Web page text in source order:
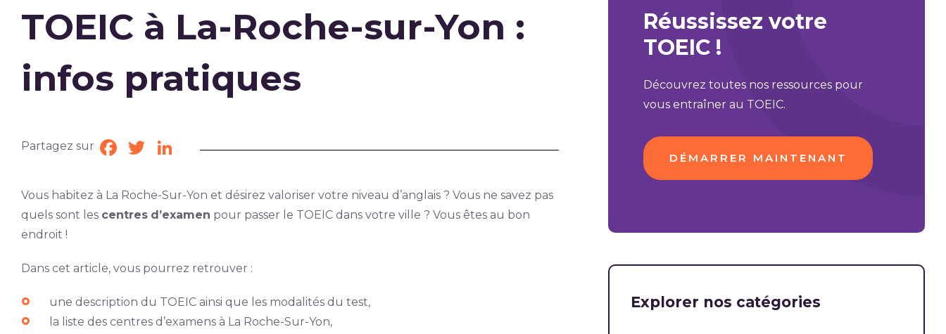
TOEIC à La-Roche-sur-Yon :
infos pratiques
Partagez sur Facebook
TwitterLinkedIn
Vous habitez à La Roche-Sur-Yon et désirez valoriser votre niveau d’anglais ? Vous ne savez pas
quels sont les centres d’examen pour passer le TOEIC dans votre ville ? Vous êtes au bon
endroit !
Dans cet article, vous pourrez retrouver :
une description du TOEIC ainsi que les modalités du test,
la liste des centres d’examens à La Roche-Sur-Yon,
Réussissez votre
TOEIC !
Découvrez toutes nos ressources pour
vous entraîner au TOEIC.
DÉMARRER MAINTENANT
Explorer nos catégories